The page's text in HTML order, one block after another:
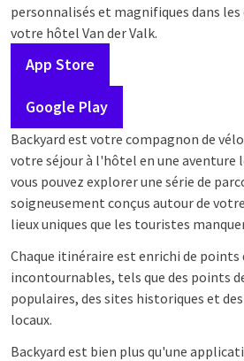
personnalisés et magnifiques dans
votre hôtel Van der Valk.
App Store
Google Play
Backyard est votre compagnon de
votre séjour à l'hôtel en une aventure
vous pouvez explorer une série de
soigneusement conçus autour de
lieux uniques que les touristes
Chaque itinéraire est enrichi de
incontournables, tels que des points
populaires, des sites historiques et
locaux.
Backyard est bien plus qu'une